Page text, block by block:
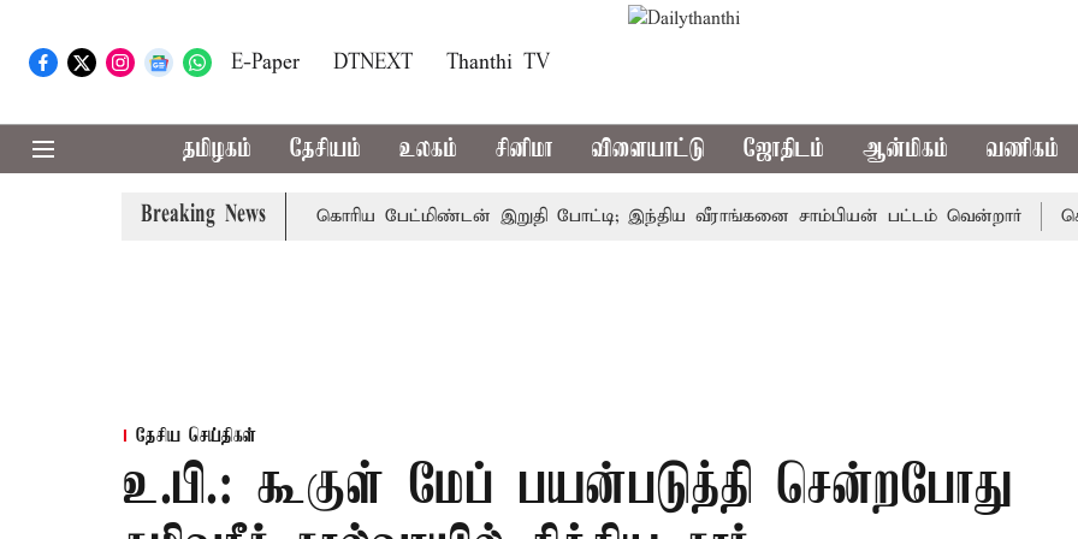
E-Paper DTNEXT Thanthi TV
தமிழகம் தேசியம் உலகம் சினிமா விளையாட்டு ஜோதிடம் ஆன்மிகம் வணிகம்
Breaking News
மழை பெய்ய வாய்ப்பு கொரிய பேட்மிண்டன் இறுதி போட்டி; இந்திய வீராங்கனை சாம்பியன் பட்டம் வென்றார்
தேசிய செய்திகள்
உ.பி.: கூகுள் மேப் பயன்படுத்தி சென்றபோது